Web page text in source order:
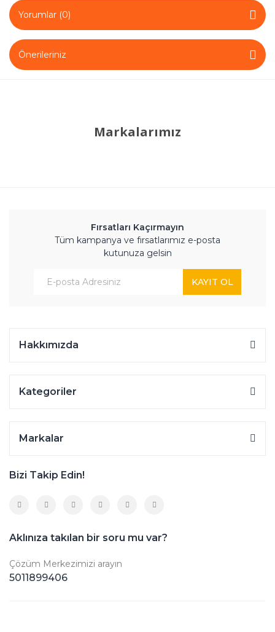
Yorumlar (0)
Önerileriniz
Markalarımız
Fırsatları Kaçırmayın
Tüm kampanya ve fırsatlarımız e-posta
kutunuza gelsin
KAYIT OL
Hakkımızda
Kategoriler
Markalar
Bizi Takip Edin!
Aklınıza takılan bir soru mu var?
Çözüm Merkezimizi arayın
5011899406